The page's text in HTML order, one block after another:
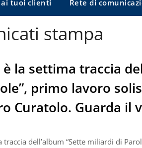
tuoi clienti Rete di
stampa
è la settima traccia
primo lavoro
Curatolo. Guarda il
traccia dell’album “Sette miliardi di